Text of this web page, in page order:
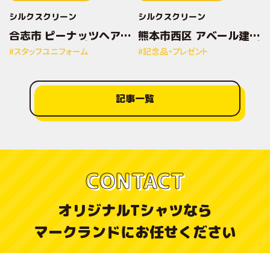
シルクスクリーン
合志市 ピーナッツヘアー
様 オリジナルプリントT
シャツ
#スタッフユニフォーム
シルクスクリーン
熊本市西区 アベール建設
株式会社様 オリジナルプ
リントトートバッグ
#記念品・プレゼント
記事一覧
CONTACT
オリジナルTシャツなら
マークランドにお任せください